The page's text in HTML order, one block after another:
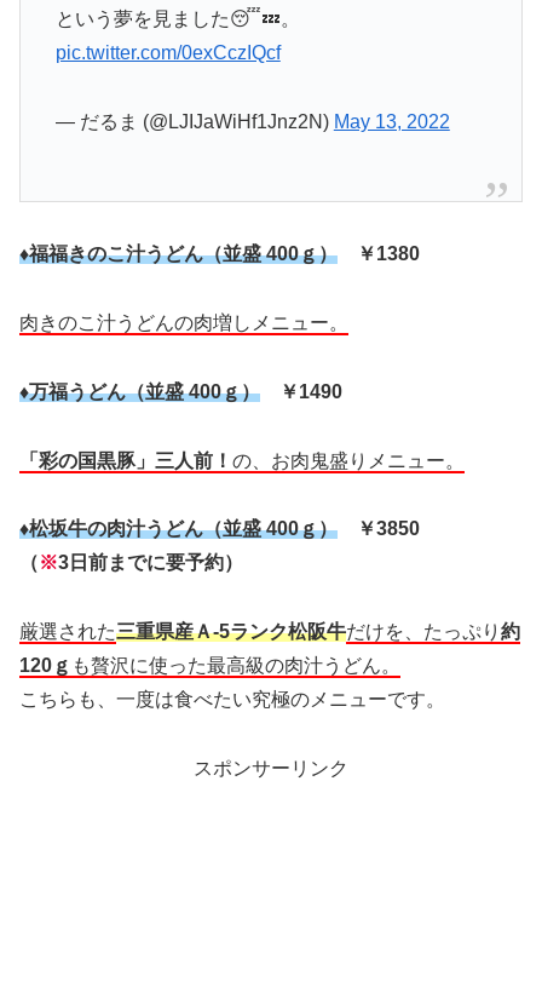
という夢を見ました😴💤。
pic.twitter.com/0exCczIQcf
— だるま (@LJIJaWiHf1Jnz2N) May 13, 2022
♦福福きのこ汁うどん（並盛 400ｇ） ￥1380
肉きのこ汁うどんの肉増しメニュー。
♦万福うどん（並盛 400ｇ） ￥1490
「彩の国黒豚」三人前！ の、お肉鬼盛りメニュー。
♦松坂牛の肉汁うどん（並盛 400ｇ） ￥3850
（ ※3日前までに要予約）
厳選された三重県産Ａ-5ランク松阪牛だけを、たっぷり 約
120ｇ も贅沢に使った最高級の肉汁うどん。
こちらも、一度は食べたい究極のメニューです。
スポンサーリンク